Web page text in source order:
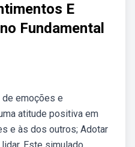
E
Fundamental
emoções e
atitude positiva em
e às dos outros; Adotar